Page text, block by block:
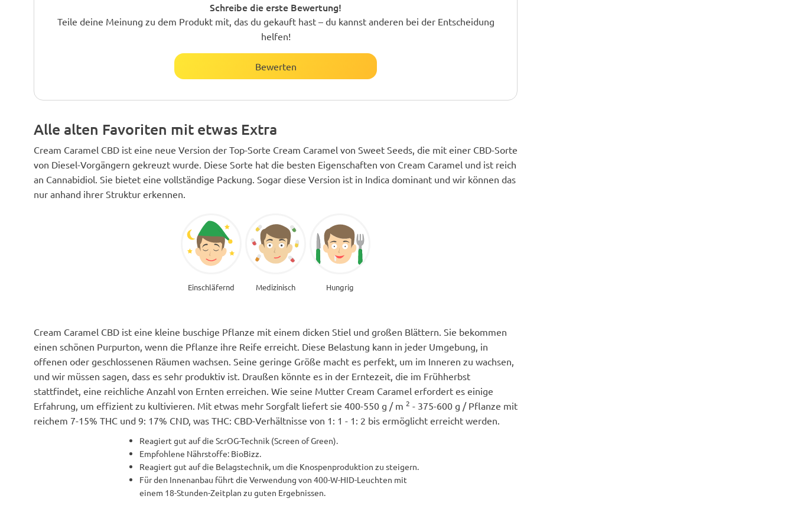
Schreibe die erste Bewertung!
Teile deine Meinung zu dem Produkt mit, das du gekauft hast – du kannst anderen bei der Entscheidung
helfen!
Bewerten
Alle alten Favoriten mit etwas Extra
Cream Caramel CBD ist eine neue Version der Top-Sorte Cream Caramel von Sweet Seeds, die mit einer CBD-Sorte
von Diesel-Vorgängern gekreuzt wurde. Diese Sorte hat die besten Eigenschaften von Cream Caramel und ist reich
an Cannabidiol. Sie bietet eine vollständige Packung. Sogar diese Version ist in Indica dominant und wir können das
nur anhand ihrer Struktur erkennen.
Einschläfernd Medizinisch Hungrig
Cream Caramel CBD ist eine kleine buschige Pflanze mit einem dicken Stiel und großen Blättern. Sie bekommen
einen schönen Purpurton, wenn die Pflanze ihre Reife erreicht. Diese Belastung kann in jeder Umgebung, in
offenen oder geschlossenen Räumen wachsen. Seine geringe Größe macht es perfekt, um im Inneren zu wachsen,
und wir müssen sagen, dass es sehr produktiv ist. Draußen könnte es in der Erntezeit, die im Frühherbst
stattfindet, eine reichliche Anzahl von Ernten erreichen. Wie seine Mutter Cream Caramel erfordert es einige
Erfahrung, um effizient zu kultivieren. Mit etwas mehr Sorgfalt liefert sie 400-550 g / m 2 - 375-600 g / Pflanze mit
reichem 7-15% THC und 9: 17% CND, was THC: CBD-Verhältnisse von 1: 1 - 1: 2 bis ermöglicht erreicht werden.
Reagiert gut auf die ScrOG-Technik (Screen of Green).
Empfohlene Nährstoffe: BioBizz.
Reagiert gut auf die Belagstechnik, um die Knospenproduktion zu steigern.
Für den Innenanbau führt die Verwendung von 400-W-HID-Leuchten mit
einem 18-Stunden-Zeitplan zu guten Ergebnissen.